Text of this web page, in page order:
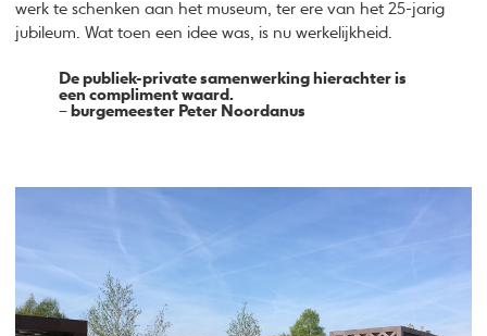
werk te schenken aan het museum, ter ere van het 25-jarig
jubileum. Wat toen een idee was, is nu werkelijkheid.
De publiek-private samenwerking hierachter is
een compliment waard.
– burgemeester Peter Noordanus